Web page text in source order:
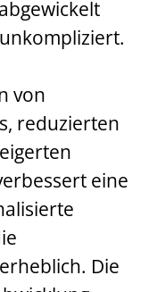
von
reduzierten
eine
Die